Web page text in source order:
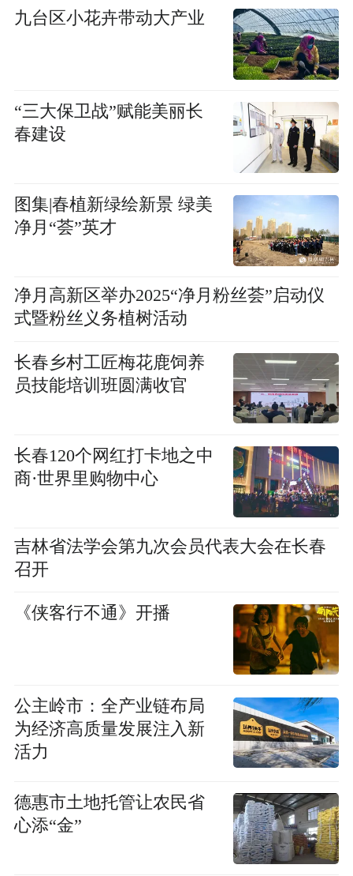
九台区小花卉带动大产业
“三大保卫战”赋能美丽长
春建设
图集|春植新绿绘新景 绿美
净月“荟”英才
净月高新区举办2025“净月粉丝荟”启动仪
式暨粉丝义务植树活动
长春乡村工匠梅花鹿饲养
员技能培训班圆满收官
长春120个网红打卡地之中
商·世界里购物中心
吉林省法学会第九次会员代表大会在长春
召开
《侠客行不通》开播
公主岭市：全产业链布局
为经济高质量发展注入新
活力
德惠市土地托管让农民省
心添“金”